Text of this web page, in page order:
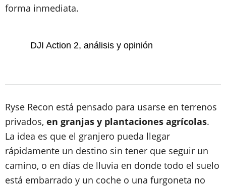
forma inmediata.
DJI Action 2, análisis y opinión
Ryse Recon está pensado para usarse en terrenos
privados, en granjas y plantaciones agrícolas.
La idea es que el granjero pueda llegar
rápidamente un destino sin tener que seguir un
camino, o en días de lluvia en donde todo el suelo
está embarrado y un coche o una furgoneta no